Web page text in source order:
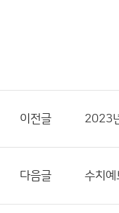
이전글 2023
다음글 수치예